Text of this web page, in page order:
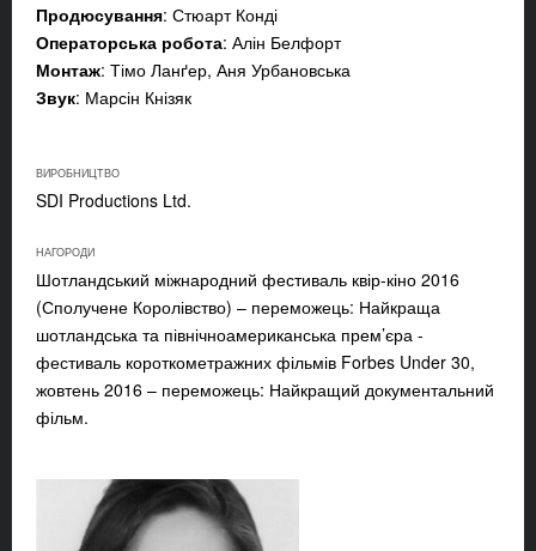
Продюсування: Стюарт Конді
Операторська робота: Алін Белфорт
Монтаж: Тімо Ланґер, Аня Урбановська
Звук: Марсін Кнізяк
ВИРОБНИЦТВО
SDI Productions Ltd.
НАГОРОДИ
Шотландський міжнародний фестиваль квір-кіно 2016
(Сполучене Королівство) – переможець: Найкраща
шотландська та північноамериканська прем’єра -
фестиваль короткометражних фільмів Forbes Under 30,
жовтень 2016 – переможець: Найкращий документальний
фільм.